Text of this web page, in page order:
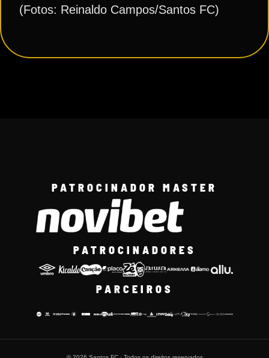
(Fotos: Reinaldo Campos/Santos FC)
PATROCINADOR MASTER
PATROCINADORES
PARCEIROS